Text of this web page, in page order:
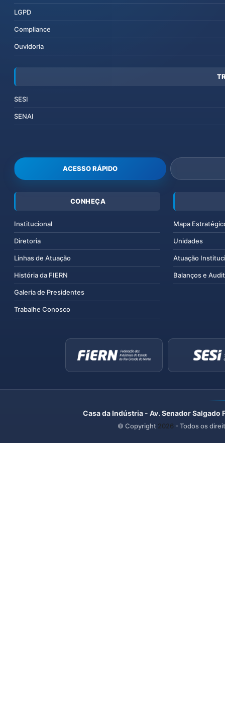
LGPD
Compliance
Ouvidoria
SESI
SENAI
ACESSO RÁPIDO
CONHEÇA
Institucional
Diretoria
Linhas de Atuação
História da FIERN
Galeria de Presidentes
Trabalhe Conosco
Mapa
Unidades
Atuação
Balanços e
Casa da Indústria - Av. Senador
© Copyright 2026 - Todos os